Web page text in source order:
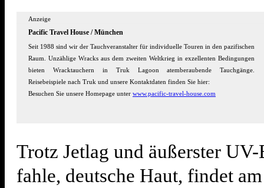
Anzeige
Pacific Travel House / München
Seit 1988 sind wir der Tauchveranstalter für individuelle Touren in den pazifischen
Raum. Unzählige Wracks aus dem zweiten Weltkrieg in exzellenten Bedingungen
bieten Wracktauchern in Truk Lagoon atemberaubende Tauchgänge.
Reisebeispiele nach Truk und unsere Kontaktdaten finden Sie hier:
Besuchen Sie unsere Homepage unter www.pacific-travel-house.com
Trotz Jetlag und äußerster
fahle, deutsche Haut, findet